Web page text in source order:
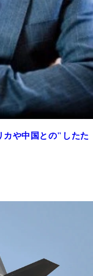
カや中国との"したた